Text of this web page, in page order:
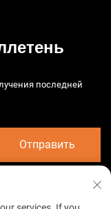
последней
Отправить